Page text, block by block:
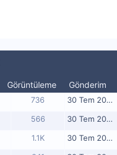
Görüntüleme Gönderim
736 30 Tem 2026
566 30 Tem 2026
1.1K 30 Tem 2026